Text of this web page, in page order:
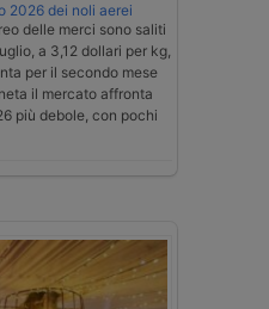
2026 dei noli aerei
delle merci sono saliti
a 3,12 dollari per kg,
per il secondo mese
il mercato affronta
più debole, con pochi